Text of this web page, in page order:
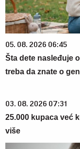
05. 08. 2026 06:45
Šta dete nasleđuje
treba da znate o
03. 08. 2026 07:31
25.000 kupaca već
više